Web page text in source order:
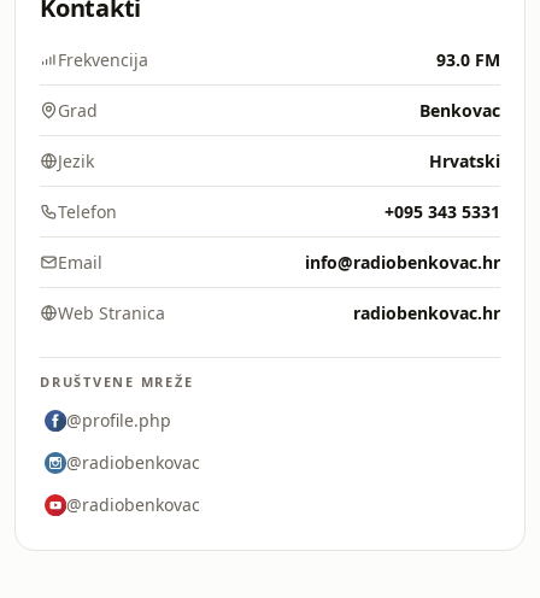
Kontakti
Frekvencija 93.0 FM
Grad Benkovac
Jezik Hrvatski
Telefon +095 343 5331
Email info@radiobenkovac.hr
Web Stranica radiobenkovac.hr
DRUŠTVENE MREŽE
@profile.php
@radiobenkovac
@radiobenkovac